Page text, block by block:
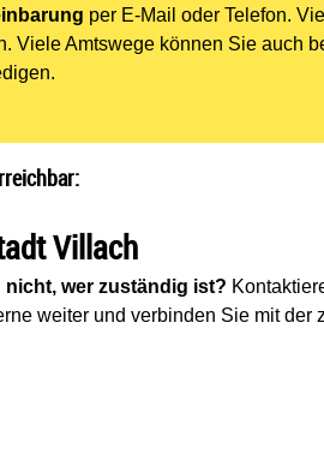
per E-Mail oder Telefon.
Viele Amtswege können Sie auch
Villach
nicht, wer zuständig ist?
weiter und verbinden Sie mit der